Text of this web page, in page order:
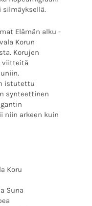
Elämän alku -
Korun
Korujen
viitteitä
istutettu
synteettinen
niin arkeen kuin
Koru
Suna